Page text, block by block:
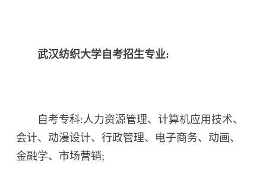
武汉纺织大学自考招生专业:
自考专科:人力资源管理、计算机应用技术、
会计、动漫设计、行政管理、电子商务、动画、
金融学、市场营销;